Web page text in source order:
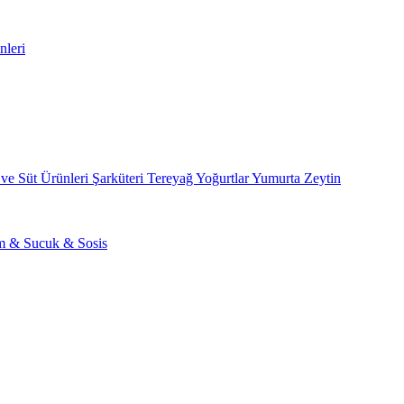
Süt Ürünleri Şarküteri TereyağYoğurtlarYumurta Zeytin
& Sucuk & Sosis